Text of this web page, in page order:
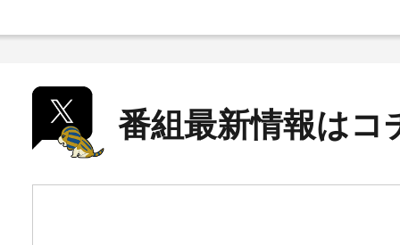
番組最新情報はコ